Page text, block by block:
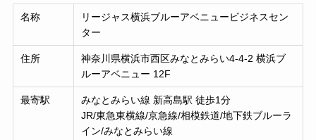
名称
リージャス横浜ブルーアベニュービジネスセン
ター
住所
神奈川県横浜市西区みなとみらい4-4-2 横浜ブ
ルーアベニュー 12F
最寄駅
みなとみらい線 新高島駅 徒歩1分
JR/東急東横線/京急線/相模鉄道/地下鉄ブルーラ
イン/みなとみらい線